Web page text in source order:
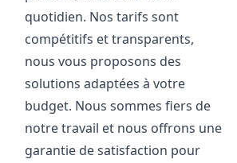
quotidien. Nos tarifs sont
compétitifs et transparents,
nous vous proposons des
solutions adaptées à votre
budget. Nous sommes fiers de
notre travail et nous offrons une
garantie de satisfaction pour